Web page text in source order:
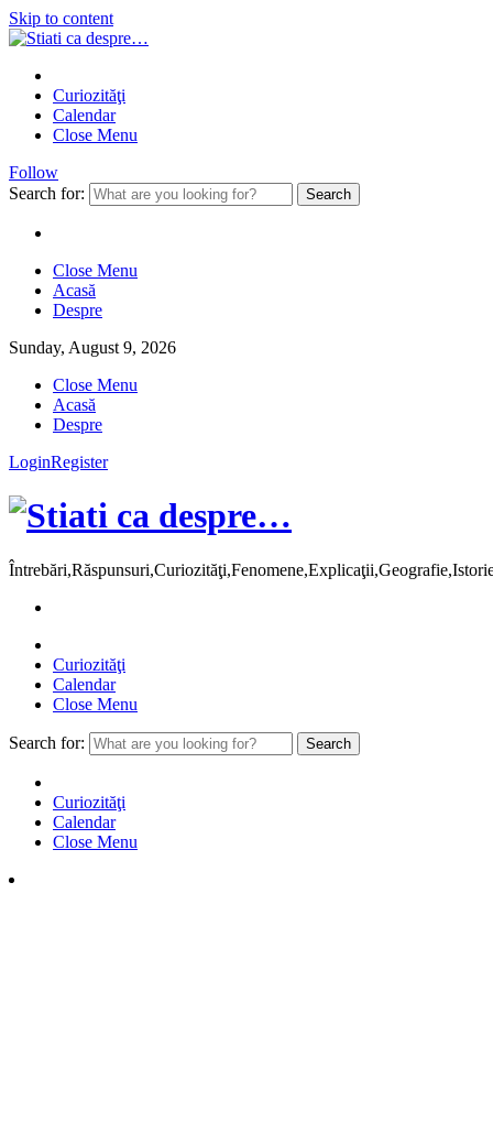
Skip to content
Curiozităţi
Calendar
Close Menu
Follow
Search for:
Close Menu
Acasă
Despre
Sunday, August 9, 2026
Close Menu
Acasă
Despre
LoginRegister
Curiozităţi
Calendar
Close Menu
Search for:
Curiozităţi
Calendar
Close Menu